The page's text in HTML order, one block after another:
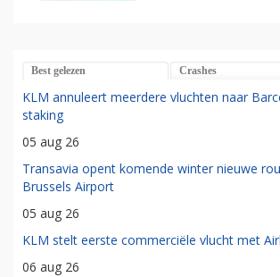
Best gelezen Crashes
KLM annuleert meerdere vluchten naar
staking
05 aug 26
Transavia opent komende winter nieuwe
Brussels Airport
05 aug 26
KLM stelt eerste commerciële vlucht met
06 aug 26